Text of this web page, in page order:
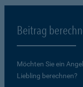
Beitrag
Möchten Sie ein
Liebling berechnen?